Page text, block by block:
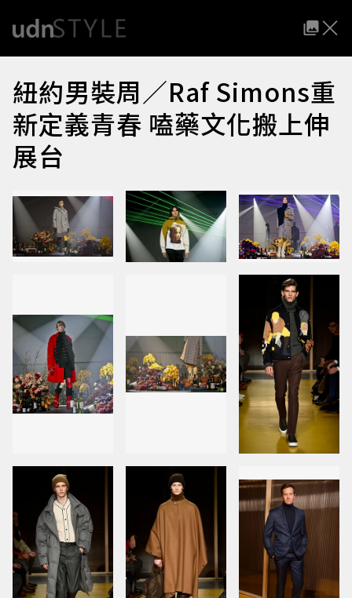
紐約男裝周／Raf Simons重
新定義青春 嗑藥文化搬上伸
展台